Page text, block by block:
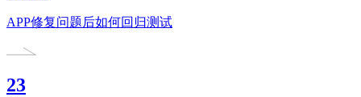
APP修复问题后如何回归测试
23